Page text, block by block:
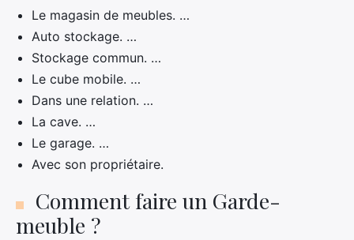
Le magasin de meubles. …
Auto stockage. …
Stockage commun. …
Le cube mobile. …
Dans une relation. …
La cave. …
Le garage. …
Avec son propriétaire.
Comment faire un Garde-
meuble ?